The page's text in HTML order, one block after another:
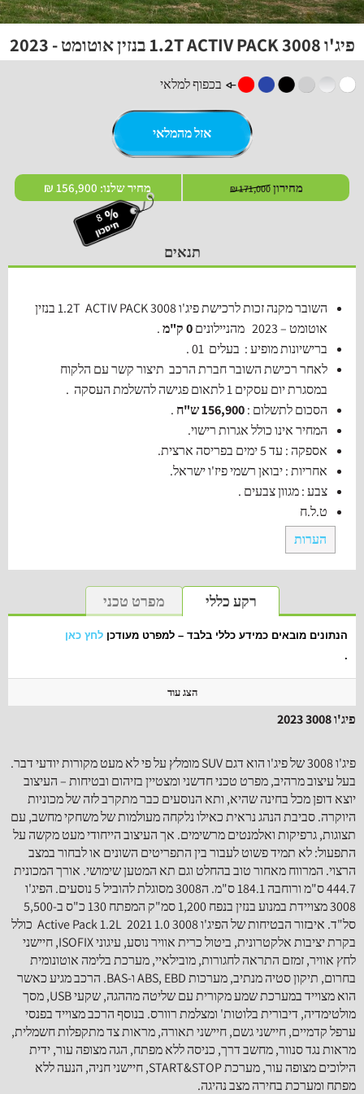
פיג'ו 3008 1.2T ACTIV PACK בנזין אוטומט - 2023
בכפוף למלאי
אזל מהמלאי
מחירון 171,000 ₪ מחיר שלנו: 156,900 ₪
תנאים
השובר מקנה זכות לרכישת פיג'ו 3008 1.2T ACTIV PACK בנזין
אוטומט – 2023 מהניילונים
0 ק"מ
.
ברישיונות מופיע : בעלים 01 .
לאחר רכישת השובר חברת הרכב תיצור קשר עם הלקוח
במסגרת יום עסקים 1 לתאום פגישה להשלמת העסקה .
הסכום לתשלום :156,900 ש"ח
.
המחיר אינו כולל אגרות רישוי.
אספקה : עד 5 ימים
בפריסה ארצית.
אחריות : יבואן רשמי פיז'ו ישראל.
צבע : מגוון צבעים .
ט.ל.ח
הערות
רקע כללי מפרט טכני
הנתונים מובאים כמידע כללי בלבד – למפרט מעודכן לחץ כאן
.
הצג עוד
‫פיג'ו‬ ‫3008‬ 2023
פיג'ו 3008 של פיג'ו הוא דגם SUV מומלץ על פי לא מעט מקורות יודעי דבר.
בעל עיצוב מרהיב, מפרט טכני חדשני ומצטיין בזיהום ובטיחות – העיצוב
יוצא דופן מכל בחינה שהיא, ותא הנוסעים כבר מתקרב לזה של מכוניות
היוקרה. סביבת הנהג נראית כאילו נלקחה מעולמות של משחקי מחשב, עם
תצוגות, גרפיקות ואלמנטים מרשימים. אך העיצוב הייחודי מעט מקשה על
התפעול: לא תמיד פשוט לעבור בין התפריטים השונים או לבחור במצב
הרצוי. המרווח מאחור טוב בהחלט וגם תא המטען שימושי. אורך המכונית
‫3008‬ מצויידת במנוע בנזין בנפח 1,200 סמ"ק המפתח 130 כ"ס ב-5,500
סל"ד. איבזור הבטיחות של ה‫פיג'ו‬ ‫3008‬ 1.0 2021 ‫ Active Pack 1.2L ‬ כולל
בקרת יציבות אלקטרונית, ביטול כרית אוויר נוסע, עיגוני ISOFIX, חיישני
לחץ אוויר, זמזם התראה לחגורות, מובילאיי, מערכת בלימה אוטונומית
בחרום, תיקון סטיה מנתיב, מערכות ABS, EBD ו-BAS. הרכב מגיע כאשר
הוא מצוייד במערכת שמע מקורית עם שליטה מההגה, שקעי USB, מסך
מולטימדיה, דיבורית בלוטות' ומצלמת רוורס. בנוסף הרכב מצוייד בפנסי
ערפל קדמיים, חיישני גשם, חיישני תאורה, מראות צד מתקפלות חשמלית,
מראות נגד סנוור, מחשב דרך, כניסה ללא מפתח, הגה מצופה עור, ידית
הילוכים מצופה עור, מערכת START&STOP, חיישני חניה, הנעה ללא
מפתח ומערכת בחירה מצב נהיגה.